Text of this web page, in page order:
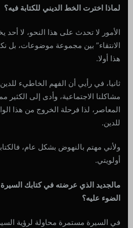
لماذا اخترت الخط الديني للكتابة فيه؟
الأمور لا تحدث على هذا النحو، لا أحد
الانتقاء” بين مجموعة موضوعات، بل
هذا أولا.
ثانيا، في رأيي أن الفهم الخاطيء
مشاكلنا الاجتماعية، وأدى إلى الكثير
المعاصر، لذا فرحلة الخروج من هذا
للدين.
ولأني مهتم بالنهوض بشكل عام،
أولويتي.
مالجديد الذي عرضته في كتابك
الضوء عليه؟
في السيرة مستمرة محاولة لرؤية